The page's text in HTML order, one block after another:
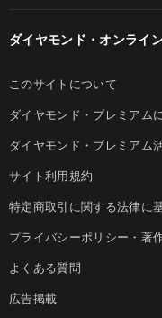
ダイヤモンド・オンライ
このサイトについて
ダイヤモンド・プレミアム
ダイヤモンド・プレミアム
サイト利用規約
特定商取引に関する法律に
プライバシーポリシー・著
よくある質問
広告掲載